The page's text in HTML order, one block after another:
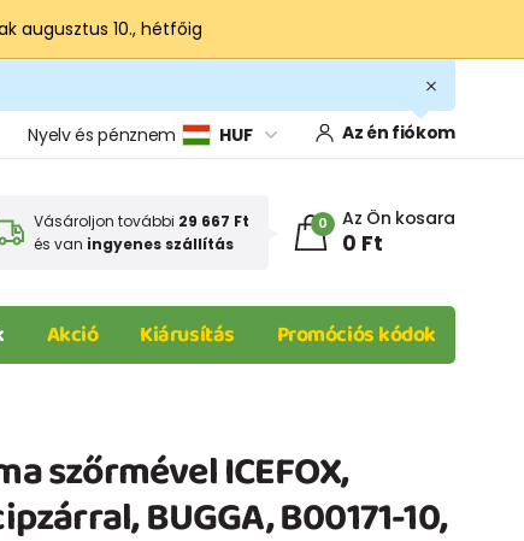
augusztus 10., hétfőig
Nyelv és pénznem HUF Az én fiókom
Vásároljon további 29 667 Ft
és van ingyenes szállítás
0 Az Ön kosara
0 Ft
Akció Kiárusítás Promóciós kódok
szőrmével ICEFOX,
BUGGA, B00171-10,